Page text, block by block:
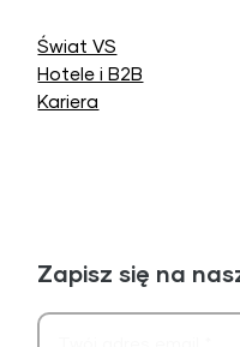
Świat VS
Hotele i B2B
Kariera
Zapisz się na